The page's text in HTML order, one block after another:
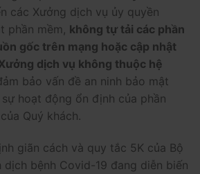
các Xưởng dịch vụ ủy quyền
phần mềm, không tự tải các phần
gốc trên mạng hoặc cập nhật
dịch vụ không thuộc hệ
bảo vấn đề an ninh bảo mật
hoạt động ổn định của phần
Quý khách.
giãn cách và quy tắc 5K của Bộ
bệnh Covid-19 đang diễn biến